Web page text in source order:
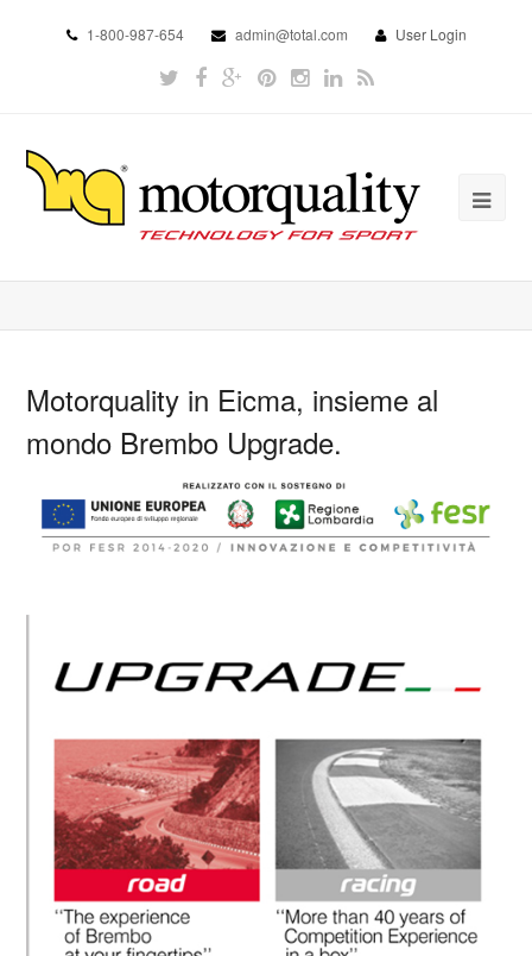
1-800-987-654 admin@total.com User Login
Motorquality in Eicma, insieme al
mondo Brembo Upgrade.